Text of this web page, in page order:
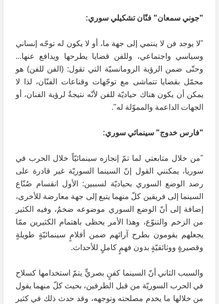
"جوني سمعان" فنّان تشكيلي سوري:
"لا يوجد فن لا ينتمي إلى جهة ما، أو لا يكون له توجّه إنساني
وسياسي واجتماعي، وللفن قضايا يطرحها ويدافع عنها...
وحتّى ضمن الرؤية الرومانسيّة التي تقول: (الفن للفن) هو
محمّل بقضايا تتماشى مع توجّهات وقناعات الفنّان، لذا لا
يمكن أن يكون هناك حياديّة للفن لأنّه نتيجةٌ لرؤية الفنان، أو
الجهات الداعمة والمموّلة له".
"فارس خدوج" سينمائي سوري:
"من خلال متابعتي لما تمّ إنجازه سينمائيّاً خلال الحرب في
سوريا، يمكنني القول إنّ السينما السوريّة غير قادرة على
رصد الوضع السوري بحياديّة لسببين: الأول انقسام صُنّاع
السينما إلى فريقين كلّ منهما يتبع إلى جهة معارضة للأخرى،
إضافة إلى أنّ الوضع السوري موضوعه ضخمٌ، وفيه الكثير
من الزخم والتنوّع، وهذا الأمر يحظى باهتمام الكثيرين ممّا
يجعلهم يقومون بطرح آرائهم ضمن أفلامٍ سينمائيّةٍ طويلةٍ
وقصيرةٍ ووثائقيّةٍ بدون فهمٍ كاملٍ للأحداث.
والسبب الثاني أنّ السينما كفنٍ بصريٍّ يتمّ استخدامها كسلاح
في الحرب السوريّة من قبل الطرفين، بحيث كلّ منهما يقول
من خلالها ما يخدم مصلحته وتوجهه، وقد حدث ذلك في كثير